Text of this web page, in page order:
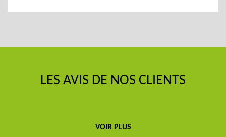
LES AVIS DE NOS CLIENTS
VOIR PLUS